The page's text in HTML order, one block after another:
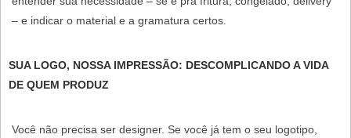
– e indicar o material e a gramatura certos.
SUA LOGO, NOSSA IMPRESSÃO: DESCOMPLICANDO A VIDA
DE QUEM PRODUZ
Você não precisa ser designer. Se você já tem o seu logotipo,